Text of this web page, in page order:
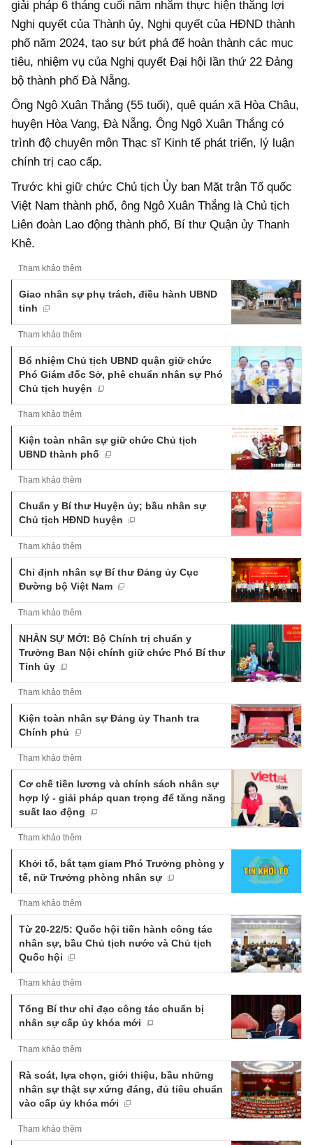
giải pháp 6 tháng cuối năm nhằm thực hiện thắng lợi
Nghị quyết của Thành ủy, Nghị quyết của HĐND thành
phố năm 2024, tạo sự bứt phá để hoàn thành các mục
tiêu, nhiệm vụ của Nghị quyết Đại hội lần thứ 22 Đảng
bộ thành phố Đà Nẵng.
Ông Ngô Xuân Thắng (55 tuổi), quê quán xã Hòa Châu,
huyện Hòa Vang, Đà Nẵng. Ông Ngô Xuân Thắng có
trình độ chuyên môn Thạc sĩ Kinh tế phát triển, lý luận
chính trị cao cấp.
Trước khi giữ chức Chủ tịch Ủy ban Mặt trận Tổ quốc
Việt Nam thành phố, ông Ngô Xuân Thắng là Chủ tịch
Liên đoàn Lao động thành phố, Bí thư Quận ủy Thanh
Khê.
Tham khảo thêm
Giao nhân sự phụ trách, điều hành UBND
tỉnh
Tham khảo thêm
Bổ nhiệm Chủ tịch UBND quận giữ chức
Phó Giám đốc Sở, phê chuẩn nhân sự Phó
Chủ tịch huyện
Tham khảo thêm
Kiện toàn nhân sự giữ chức Chủ tịch
UBND thành phố
Tham khảo thêm
Chuẩn y Bí thư Huyện ủy; bầu nhân sự
Chủ tịch HĐND huyện
Tham khảo thêm
Chỉ định nhân sự Bí thư Đảng ủy Cục
Đường bộ Việt Nam
Tham khảo thêm
NHÂN SỰ MỚI: Bộ Chính trị chuẩn y
Trưởng Ban Nội chính giữ chức Phó Bí thư
Tỉnh ủy
Tham khảo thêm
Kiện toàn nhân sự Đảng ủy Thanh tra
Chính phủ
Tham khảo thêm
Cơ chế tiền lương và chính sách nhân sự
hợp lý - giải pháp quan trọng để tăng năng
suất lao động
Tham khảo thêm
Khởi tố, bắt tạm giam Phó Trưởng phòng y
tế, nữ Trưởng phòng nhân sự
Tham khảo thêm
Từ 20-22/5: Quốc hội tiến hành công tác
nhân sự, bầu Chủ tịch nước và Chủ tịch
Quốc hội
Tham khảo thêm
Tổng Bí thư chỉ đạo công tác chuẩn bị
nhân sự cấp ủy khóa mới
Tham khảo thêm
Rà soát, lựa chọn, giới thiệu, bầu những
nhân sự thật sự xứng đáng, đủ tiêu chuẩn
vào cấp ủy khóa mới
Tham khảo thêm